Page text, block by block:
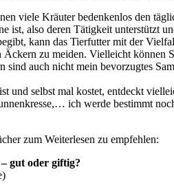
viele Kräuter bedenkenlos den
ist, also deren Tätigkeit unterstützt
kann das Tierfutter mit der
Äckern zu meiden. Vielleicht können
sind auch nicht mein bevorzugtes
und selbst mal kostet, entdeckt
ich werde bestimmt
zum Weiterlesen zu empfehlen:
gut oder giftig?